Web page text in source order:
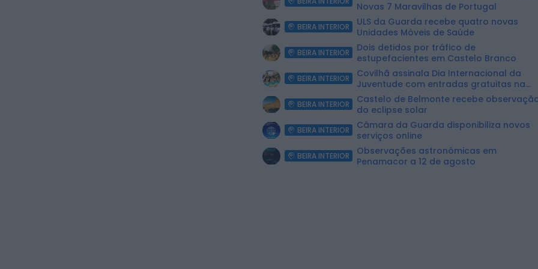
Novas 7 Maravilhas de Portugal
BEIRA INTERIOR
ULS da Guarda recebe quatro novas
Unidades Móveis de Saúde
BEIRA INTERIOR
Dois detidos por tráfico de
estupefacientes em Castelo Branco
BEIRA INTERIOR
Covilhã assinala Dia Internacional da
Juventude com entradas gratuitas na
Piscina Praia
BEIRA INTERIOR
Castelo de Belmonte recebe
do eclipse solar
BEIRA INTERIOR
Câmara da Guarda disponibiliza novos
serviços online
BEIRA INTERIOR
Observações astronómicas em
Penamacor a 12 de agosto